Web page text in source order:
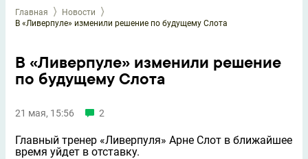
Главная
Новости
В «Ливерпуле» изменили решение по будущему Слота
В «Ливерпуле» изменили решение
по будущему Слота
21 мая, 15:56 2
Главный тренер «Ливерпуля» Арне Слот в ближайшее
время уйдет в отставку.